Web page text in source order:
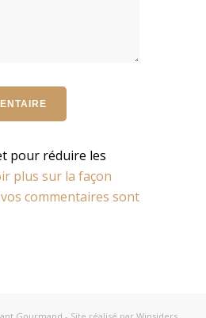
pour réduire les
plus sur la façon
commentaires sont